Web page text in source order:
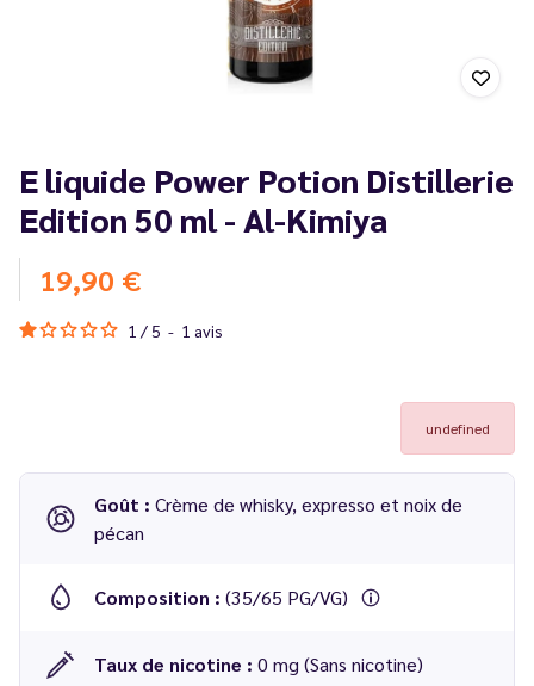
E liquide Power Potion Distillerie
Edition 50 ml - Al-Kimiya
19,90 €
1 / 5 - 1 avis
undefined
Goût : Crème de whisky, expresso et noix de
pécan
Composition : (35/65 PG/VG)
Taux de nicotine : 0 mg (Sans nicotine)